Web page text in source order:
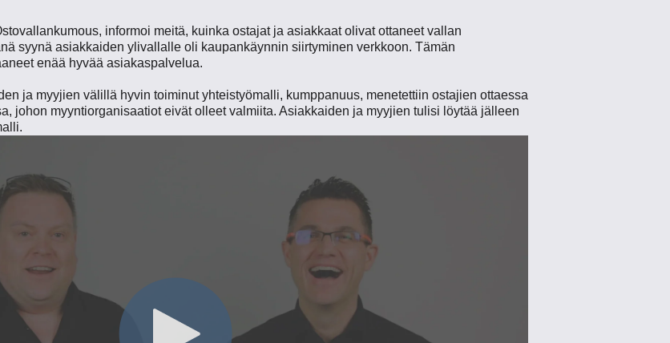
informoi meitä, kuinka ostajat ja asiakkaat olivat ottaneet vallan
syynä asiakkaiden ylivallalle oli kaupankäynnin siirtyminen verkkoon. Tämän
enää hyvää asiakaspalvelua.
ja myyjien välillä hyvin toiminut yhteistyömalli, kumppanuus, menetettiin ostajien ottaessa
johon myyntiorganisaatiot eivät olleet valmiita. Asiakkaiden ja myyjien tulisi löytää jälleen